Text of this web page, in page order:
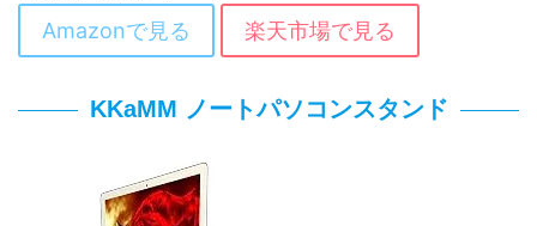
Amazonで見る
楽天市場で見る
KKaMM ノートパソコンスタンド